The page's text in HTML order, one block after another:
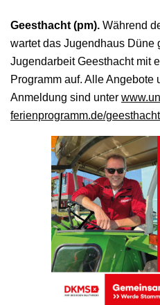
Geesthacht (pm). Während
wartet das Jugendhaus Düne
Jugendarbeit Geesthacht mit
Programm auf. Alle Angebote
Anmeldung sind unter
ferienprogramm.de/